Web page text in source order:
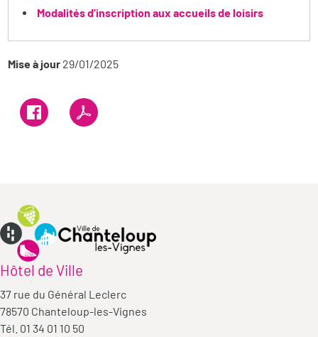
Modalités d'inscription aux accueils de loisirs
Mise à jour 29/01/2025
Hôtel de Ville
37 rue du Général Leclerc
78570 Chanteloup-les-Vignes
Tél. 01 34 01 10 50